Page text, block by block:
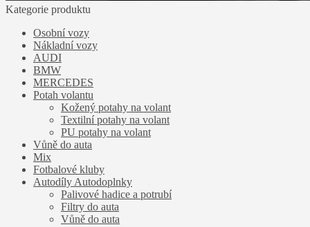
Kategorie produktu
Osobní vozy
Nákladní vozy
AUDI
BMW
MERCEDES
Potah volantu
Kožený potahy na volant
Textilní potahy na volant
PU potahy na volant
Vůně do auta
Mix
Fotbalové kluby
Autodíly Autodoplnky
Palivové hadice a potrubí
Filtry do auta
Vůně do auta